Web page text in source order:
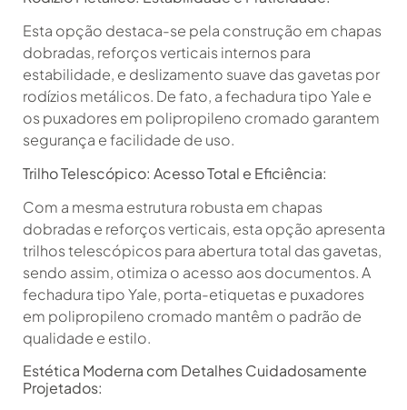
Esta opção destaca-se pela construção em chapas
dobradas, reforços verticais internos para
estabilidade, e deslizamento suave das gavetas por
rodízios metálicos. De fato, a fechadura tipo Yale e
os puxadores em polipropileno cromado garantem
segurança e facilidade de uso.
Trilho Telescópico: Acesso Total e Eficiência:
Com a mesma estrutura robusta em chapas
dobradas e reforços verticais, esta opção apresenta
trilhos telescópicos para abertura total das gavetas,
sendo assim, otimiza o acesso aos documentos. A
fechadura tipo Yale, porta-etiquetas e puxadores
em polipropileno cromado mantêm o padrão de
qualidade e estilo.
Estética Moderna com Detalhes Cuidadosamente
Projetados: